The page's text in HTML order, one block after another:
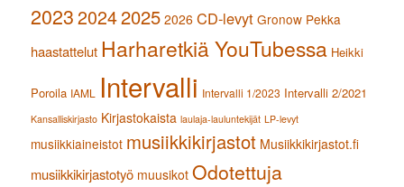
202320242025 2026 CD-levyt Gronow Pekka
haastattelut Harharetkiä YouTubessa Heikki
Poroila IAML Intervalli Intervalli 1/2023 Intervalli 2/2021
Kansalliskirjasto Kirjastokaista laulaja-lauluntekijät LP-levyt
musiikkiaineistot musiikkikirjastot Musiikkikirjastot.fi
musiikkikirjastotyö muusikot Odotettuja